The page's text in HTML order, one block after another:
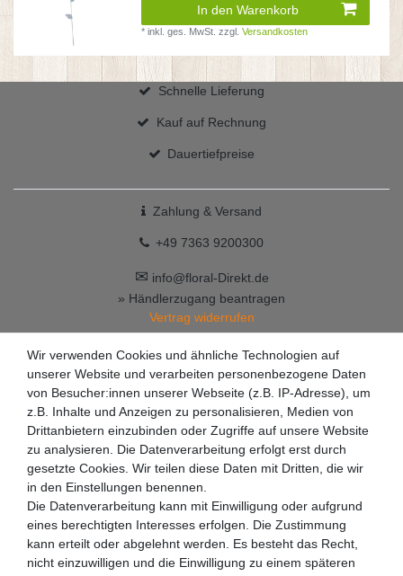
In den Warenkorb
*inkl. ges. MwSt. zzgl.Versandkosten
Schnelle Lieferung
Kauf auf Rechnung
Dauertiefpreise
Zahlung & Versand
+49 7363 9200300
✉ info@floral-Direkt.de
» Händlerzugang beantragen
Vertrag widerrufen
Wir verwenden Cookies und ähnliche Technologien auf
unserer Website und verarbeiten personenbezogene Daten
von Besucher:innen unserer Webseite (z.B. IP-Adresse), um
z.B. Inhalte und Anzeigen zu personalisieren, Medien von
Drittanbietern einzubinden oder Zugriffe auf unsere Website
zu analysieren. Die Datenverarbeitung erfolgt erst durch
gesetzte Cookies. Wir teilen diese Daten mit Dritten, die wir
in den Einstellungen benennen.
Die Datenverarbeitung kann mit Einwilligung oder aufgrund
eines berechtigten Interesses erfolgen. Die Zustimmung
kann erteilt oder abgelehnt werden. Es besteht das Recht,
nicht einzuwilligen und die Einwilligung zu einem späteren